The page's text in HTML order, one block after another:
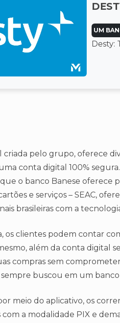
UM
Desty:
pelo grupo, oferece
conta digital 100%
o banco Banese oferece
e serviços – SEAC,
brasileiras com a
os clientes podem contar
além da conta digital
compras sem
buscou em um
meio do aplicativo, os
a modalidade PIX e